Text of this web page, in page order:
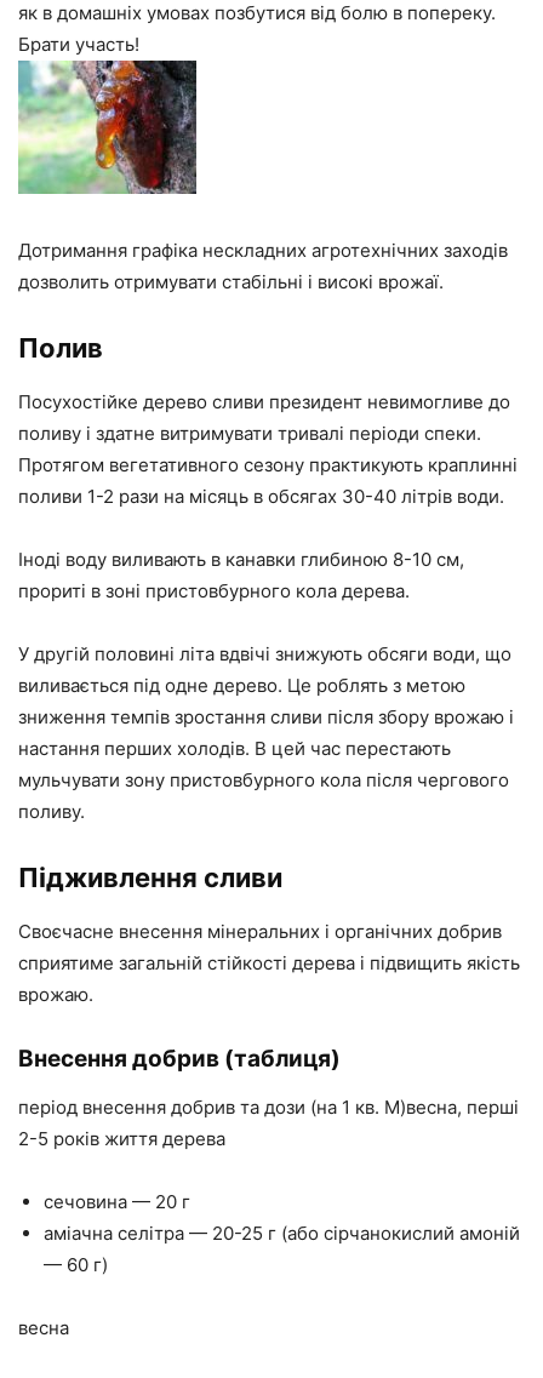
як в домашніх умовах позбутися від болю в попереку.
Брати участь!
Дотримання графіка нескладних агротехнічних заходів
дозволить отримувати стабільні і високі врожаї.
Полив
Посухостійке дерево сливи президент невимогливе до
поливу і здатне витримувати тривалі періоди спеки.
Протягом вегетативного сезону практикують краплинні
поливи 1-2 рази на місяць в обсягах 30-40 літрів води.
Іноді воду виливають в канавки глибиною 8-10 см,
прориті в зоні пристовбурного кола дерева.
У другій половині літа вдвічі знижують обсяги води, що
виливається під одне дерево. Це роблять з метою
зниження темпів зростання сливи після збору врожаю і
настання перших холодів. В цей час перестають
мульчувати зону пристовбурного кола після чергового
поливу.
Підживлення сливи
Своєчасне внесення мінеральних і органічних добрив
сприятиме загальній стійкості дерева і підвищить якість
врожаю.
Внесення добрив (таблиця)
період внесення добрив та дози (на 1 кв. М)весна, перші
2-5 років життя дерева
сечовина — 20 г
аміачна селітра — 20-25 г (або сірчанокислий амоній
— 60 г)
весна